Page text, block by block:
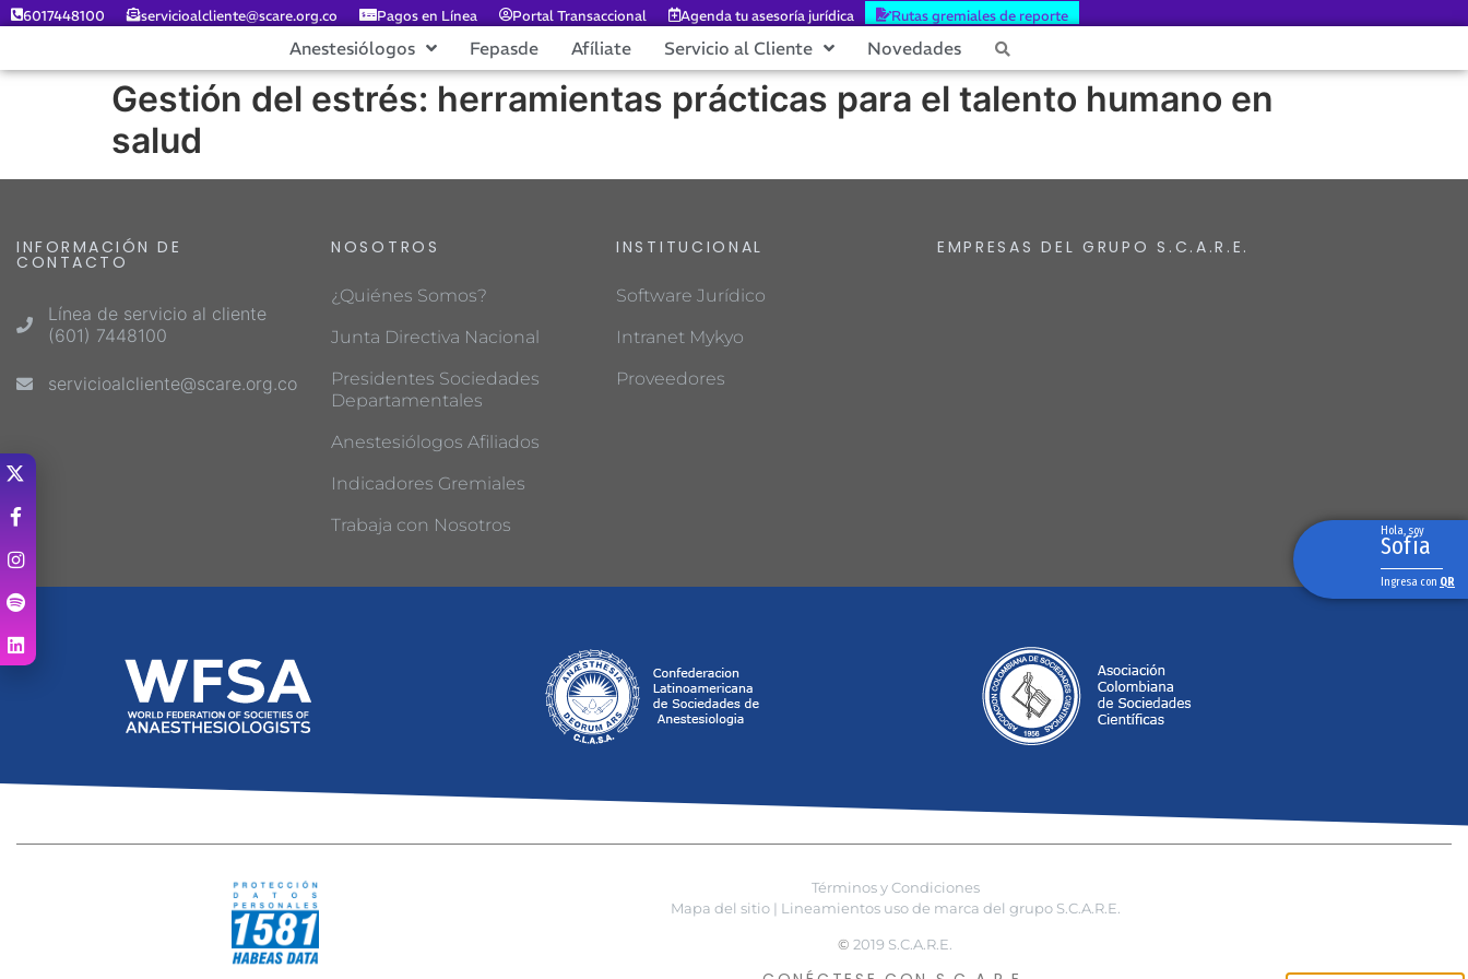
6017448100 servicioalcliente@scare.org.co Pagos en Línea Portal Transaccional Agenda tu asesoría jurídica Rutas gremiales de reporte
Anestesiólogos Fepasde Afíliate Servicio al Cliente Novedades
Gestión del estrés: herramientas prácticas para el talento humano en
salud
INFORMACIÓN DE
CONTACTO
Línea de servicio al cliente
(601) 7448100
servicioalcliente@scare.org.co
NOSOTROS
¿Quiénes Somos?
Junta Directiva Nacional
Presidentes Sociedades
Departamentales
Anestesiólogos Afiliados
Indicadores Gremiales
Trabaja con Nosotros
INSTITUCIONAL
Software Jurídico
Intranet Mykyo
Proveedores
EMPRESAS DEL GRUPO S.C.A.R.E.
Términos y Condiciones
Mapa del sitio |
Lineamientos uso de marca del grupo S.C.A.R.E.
©2019 S.C.A.R.E.
Hola, soy
Sofía
Ingresa con QR